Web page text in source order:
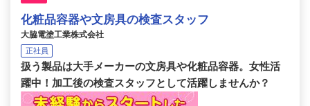
化粧品容器や文房具の検査スタッフ
大脇電塗工業株式会社
正社員
扱う製品は大手メーカーの文房具や化粧品容器。女性活
躍中！加工後の検査スタッフとして活躍しませんか？